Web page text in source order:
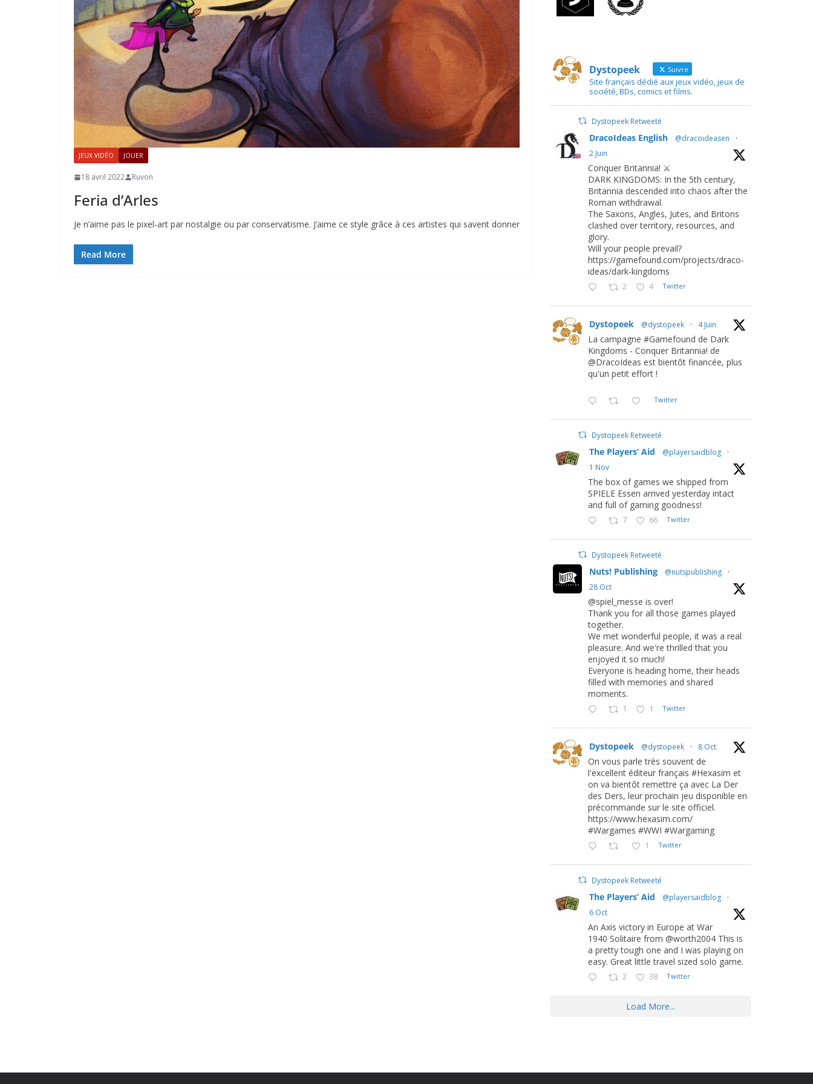
JEUX VIDÉO JOUER
18 avril 2022 Ruvon
Feria d’Arles
Je n’aime pas le pixel-art par nostalgie ou par conservatisme. J’aime ce style grâce à ces artistes qui savent donner
Read More
Dystopeek Suivre
Site français dédié aux jeux vidéo, jeux de
société, BDs, comics et films.
Dystopeek Retweeté
DracoIdeas English @dracoideasen
·
2 Juin
Conquer Britannia! ⚔️
DARK KINGDOMS: In the 5th century,
Britannia descended into chaos after the
Roman withdrawal.
The Saxons, Angles, Jutes, and Britons
clashed over territory, resources, and
glory.
Will your people prevail?
https://gamefound.com/projects/draco-
ideas/dark-kingdoms
2 4 Twitter
Dystopeek @dystopeek · 4 Juin
La campagne #Gamefound de Dark
Kingdoms - Conquer Britannia! de
@DracoIdeas est bientôt financée, plus
qu'un petit effort !
Twitter
Dystopeek Retweeté
The Players’ Aid @playersaidblog
·
1 Nov
The box of games we shipped from
SPIELE Essen arrived yesterday intact
and full of gaming goodness!
7 66 Twitter
Dystopeek Retweeté
Nuts! Publishing @nutspublishing
·
28 Oct
@spiel_messe is over!
Thank you for all those games played
together.
We met wonderful people, it was a real
pleasure. And we're thrilled that you
enjoyed it so much!
Everyone is heading home, their heads
filled with memories and shared
moments.
1 1 Twitter
Dystopeek @dystopeek · 8 Oct
On vous parle très souvent de
l'excellent éditeur français #Hexasim et
on va bientôt remettre ça avec La Der
des Ders, leur prochain jeu disponible en
précommande sur le site officiel.
https://www.hexasim.com/
#Wargames #WWI #Wargaming
1 Twitter
Dystopeek Retweeté
The Players’ Aid @playersaidblog
·
6 Oct
An Axis victory in Europe at War
1940 Solitaire from @worth2004 This is
a pretty tough one and I was playing on
easy. Great little travel sized solo game.
2 38 Twitter
Load More...